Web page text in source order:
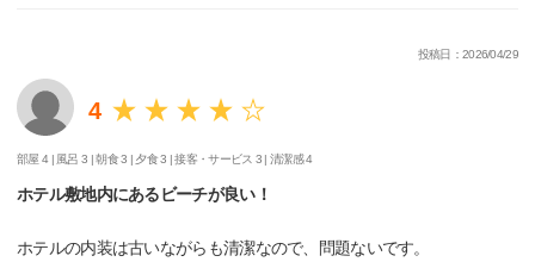
投稿日：2026/04/29
4
部屋 4 | 風呂 3 |朝食 3 | 夕食 3 |接客・サービス 3 |清潔感 4
ホテル敷地内にあるビーチが良い！
ホテルの内装は古いながらも清潔なので、問題ないです。